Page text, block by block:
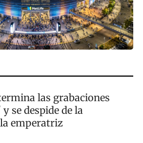
las grabaciones
se despide de la
emperatriz